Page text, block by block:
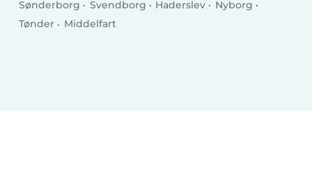
Sønderborg
Svendborg Haderslev
Nyborg
Tønder
Middelfart